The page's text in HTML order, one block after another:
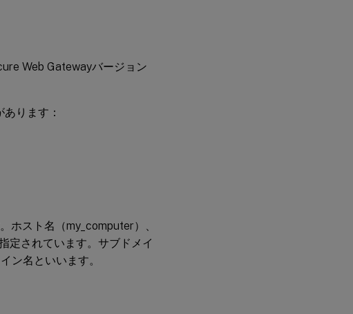
Web Gatewayバージョン
ります：
ホスト名（my_computer）、
定されています。サブドメイ
ン名といいます。